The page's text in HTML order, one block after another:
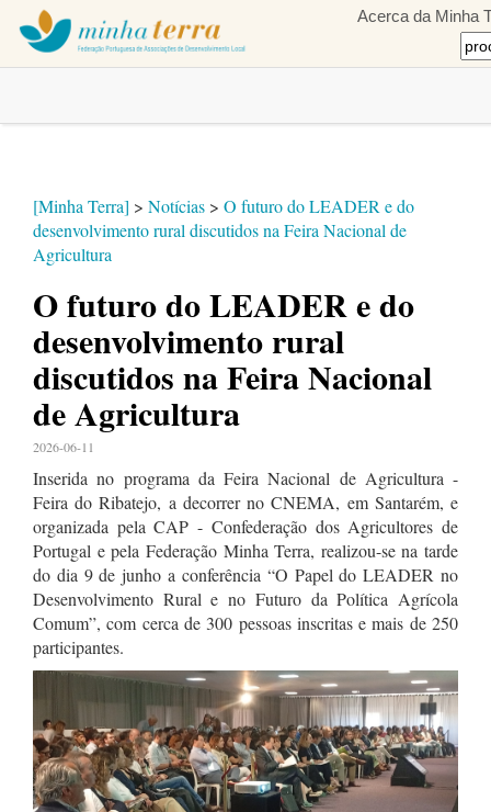
Acerca da Minha
[Minha Terra] > Notícias > O futuro do LEADER e do
desenvolvimento rural discutidos na Feira Nacional de
Agricultura
O futuro do LEADER e do
desenvolvimento rural
discutidos na Feira Nacional
de Agricultura
2026-06-11
Inserida no programa da Feira Nacional de Agricultura -
Feira do Ribatejo, a decorrer no CNEMA, em Santarém, e
organizada pela CAP - Confederação dos Agricultores de
Portugal e pela Federação Minha Terra, realizou-se na tarde
do dia 9 de junho a conferência “O Papel do LEADER no
Desenvolvimento Rural e no Futuro da Política Agrícola
Comum”, com cerca de 300 pessoas inscritas e mais de 250
participantes.